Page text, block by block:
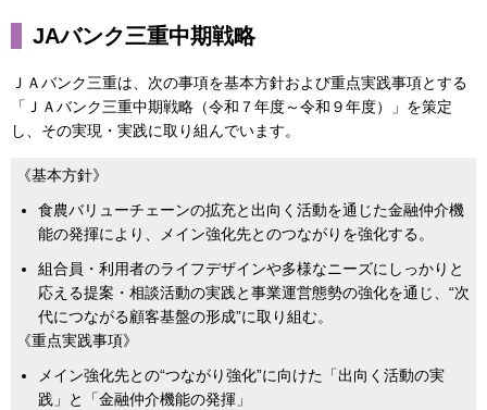
JAバンク三重中期戦略
ＪＡバンク三重は、次の事項を基本方針および重点実践事項とする
「ＪＡバンク三重中期戦略（令和７年度～令和９年度）」を策定
し、その実現・実践に取り組んでいます。
《基本方針》
食農バリューチェーンの拡充と出向く活動を通じた金融仲介機
能の発揮により、メイン強化先とのつながりを強化する。
組合員・利用者のライフデザインや多様なニーズにしっかりと
応える提案・相談活動の実践と事業運営態勢の強化を通じ、“次
代につながる顧客基盤の形成”に取り組む。
《重点実践事項》
メイン強化先との“つながり強化”に向けた「出向く活動の実
践」と「金融仲介機能の発揮」